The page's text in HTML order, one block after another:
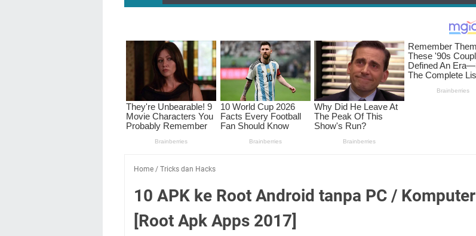
Home / Tricks dan Hacks
10 APK ke Root Android tanpa PC / Komputer
[Root Apk Apps 2017]